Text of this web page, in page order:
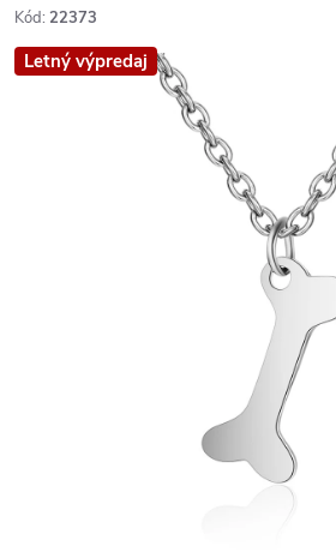
Kód: 22373
Letný výpredaj